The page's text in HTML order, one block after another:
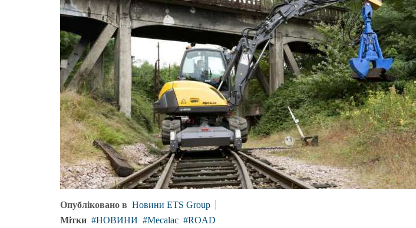
Опубліковано в Новини ETS Group
Мітки
НОВИНИ Mecalac ROAD